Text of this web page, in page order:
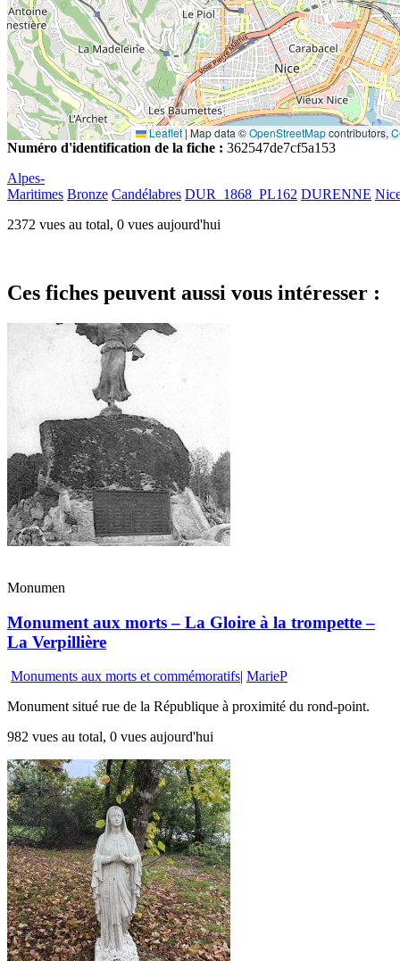
Leaflet|Map data ©OpenStreetMapcontributors,
Numéro d'identification de la fiche : 362547de7cf5a153
Alpes-
Maritimes Bronze Candélabres DUR_1868_PL162 DURENNE
2372 vues au total, 0 vues aujourd'hui
Ces fiches peuvent aussi vous intéresser :
Monumen
Monument aux morts – La Gloire à la trompette –
La Verpillière
Monuments aux morts et commémoratifs| MarieP
Monument situé rue de la République à proximité du rond-point.
982 vues au total, 0 vues aujourd'hui